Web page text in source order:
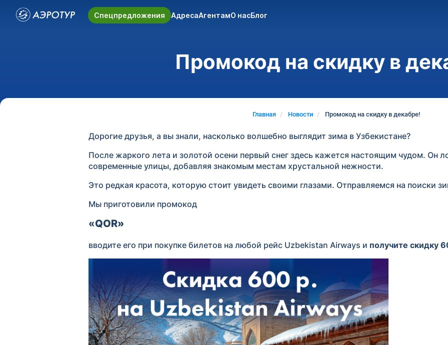
Спецпредложения АдресаАгентамО насБлог
Промокод на скидку в
Главная Новости Промокод на скидку в декабре!
Дорогие друзья, а вы знали, насколько волшебно выглядит зима в Узбекистане?
После жаркого лета и золотой осени первый снег здесь кажется настоящим чудом. Он
современные улицы, добавляя знакомым местам хрустальной нежности.
Это редкая красота, которую стоит увидеть своими глазами. Отправляемся на поиски
Мы приготовили промокод
«QOR»
вводите его при покупке билетов на любой рейс Uzbekistan Airways и получите скидку